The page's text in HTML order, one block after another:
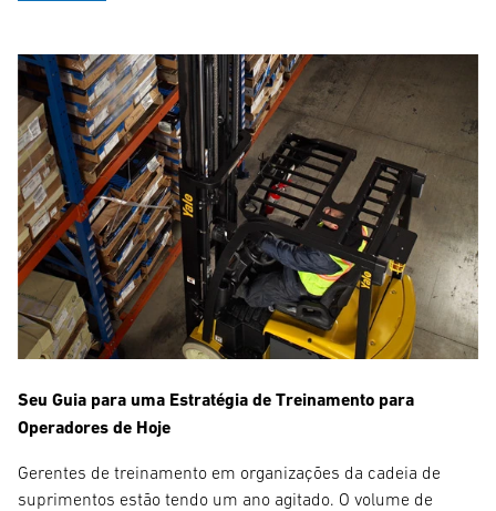
Seu Guia para uma Estratégia de Treinamento para
Operadores de Hoje
Gerentes de treinamento em organizações da cadeia de
suprimentos estão tendo um ano agitado. O volume de